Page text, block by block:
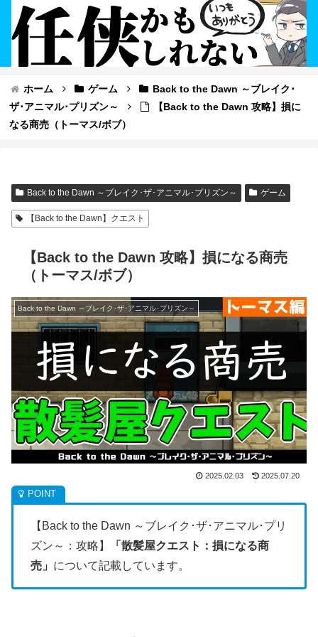
ホーム ゲーム
Back to the Dawn ～ブレイク･
ザ･アニマル･プリズン～
【Back to the Dawn 攻略】損に
なる商売（トーマス/ボブ）
Back to the Dawn ～ブレイク･ザ･アニマル･プリズン～ ゲーム
【Back to the Dawn】クエスト
【Back to the Dawn 攻略】損になる商売
（トーマス/ボブ）
Back to the Dawn ～ブレイク･ザ･アニマル･プリズン～
2025.02.03 2025.07.20
【Back to the Dawn ～ブレイク･ザ･アニマル･プリ
ズン～：攻略】
「散髪屋クエスト：損になる商
売」 について記載しています。